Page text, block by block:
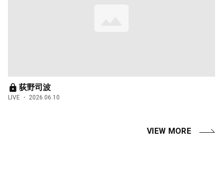
荻野司波
LIVE 2026.06.10
VIEW MORE